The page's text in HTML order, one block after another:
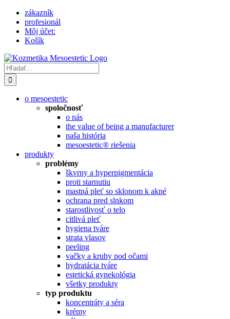
Skip
content
zákazník
profesionál
Môj účet:
Košík
Hľadať:
o mesoestetic
spoločnosť
o nás
the value of being a manufacturer
naša história
mesoestetic® riešenia
produkty
problémy
škvrny a hyperpigmentácia
proti starnutiu
mastná pleť so sklonom k ​​akné
ochrana pred slnkom
starostlivosť o telo
citlivá pleť
hygiena tváre
strata vlasov
peeling
vačky a kruhy pod očami
hydratácia tváre
estetická gynekológia
všetky produkty
typ produktu
koncentráty a séra
krémy